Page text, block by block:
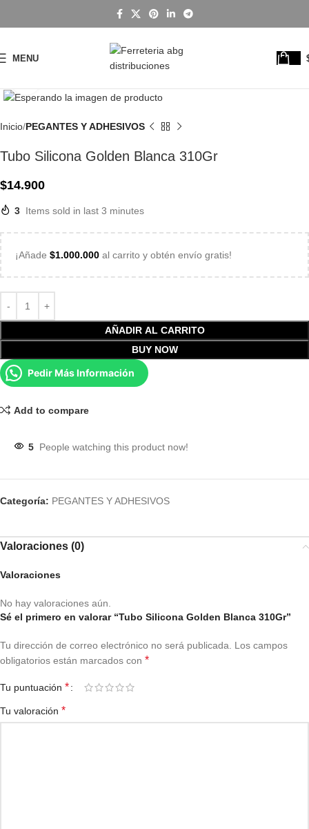
MENU
Inicio PEGANTES Y ADHESIVOS
Tubo Silicona Golden Blanca 310Gr
$14.900
3 Items sold in last 3 minutes
¡Añade $1.000.000 al carrito y obtén envío gratis!
AÑADIR AL CARRITO
BUY NOW
Pedir Más Información
Add to compare
5 People watching this product now!
Categoría: PEGANTES Y ADHESIVOS
Valoraciones (0)
Valoraciones
No hay valoraciones aún.
Sé el primero en valorar “Tubo Silicona Golden Blanca 310Gr”
Tu dirección de correo electrónico no será publicada. Los campos
obligatorios están marcados con *
Tu puntuación *
Tu valoración *